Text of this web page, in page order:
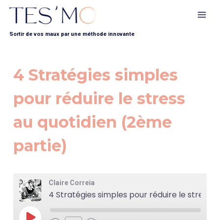
Aller
contenu
Sortir de vos maux par une méthode innovante
4 Stratégies simples
pour réduire le stress
au quotidien (2ème
partie)
Claire Correia